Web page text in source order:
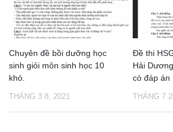
Chuyên đề bồi dưỡng học
sinh giỏi môn sinh học 10
khó.
THÁNG 3 8, 2021
Đề thi
Hải
có đáp án
THÁNG 7